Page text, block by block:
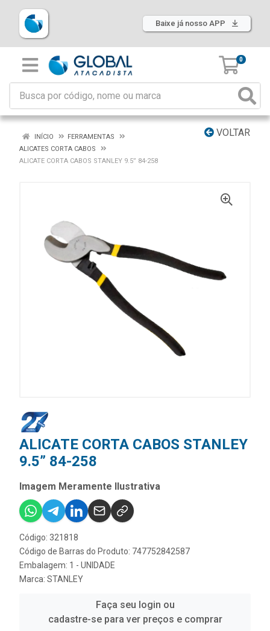
Baixe já nosso APP
0
VOLTAR
INÍCIO
FERRAMENTAS
ALICATES CORTA CABOS
ALICATE CORTA CABOS STANLEY 9.5” 84-258
ALICATE CORTA CABOS STANLEY
9.5” 84-258
Imagem Meramente Ilustrativa
Código: 321818
Código de Barras do Produto: 747752842587
Embalagem: 1 - UNIDADE
Marca: STANLEY
Faça seu login ou
cadastre-se para ver preços e comprar